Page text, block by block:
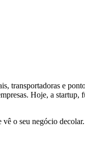
transportadoras e
Hoje, a
o seu negócio